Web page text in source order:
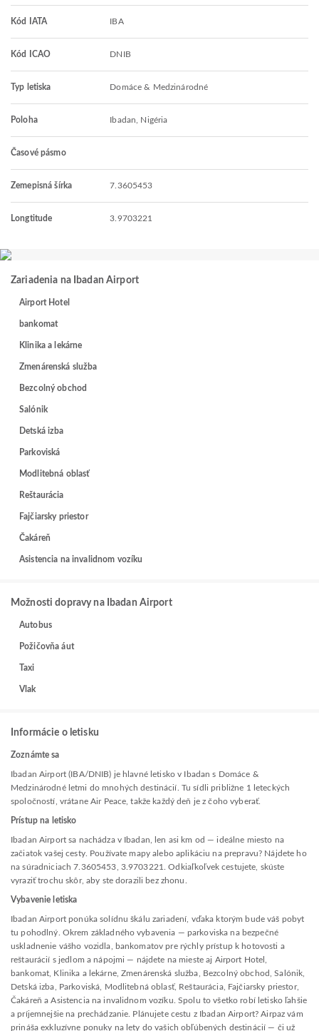
Kód IATA IBA
Kód ICAO DNIB
Typ letiska Domáce & Medzinárodné
Poloha Ibadan, Nigéria
Časové pásmo
Zemepisná šírka 7.3605453
Longtitude 3.9703221
Zariadenia na Ibadan Airport
Airport Hotel
bankomat
Klinika a lekárne
Zmenárenská služba
Bezcolný obchod
Salónik
Detská izba
Parkoviská
Modlitebná oblasť
Reštaurácia
Fajčiarsky priestor
Čakáreň
Asistencia na invalidnom vozíku
Možnosti dopravy na Ibadan Airport
Autobus
Požičovňa áut
Taxi
Vlak
Informácie o letisku
Zoznámte sa
Ibadan Airport (IBA/DNIB) je hlavné letisko v Ibadan s Domáce &
Medzinárodné letmi do mnohých destinácií. Tu sídli približne 1 leteckých
spoločností, vrátane Air Peace, takže každý deň je z čoho vyberať.
Prístup na letisko
Ibadan Airport sa nachádza v Ibadan, len asi km od — ideálne miesto na
začiatok vašej cesty. Používate mapy alebo aplikáciu na prepravu? Nájdete ho
na súradniciach 7.3605453, 3.9703221. Odkiaľkoľvek cestujete, skúste
vyraziť trochu skôr, aby ste dorazili bez zhonu.
Vybavenie letiska
Ibadan Airport ponúka solídnu škálu zariadení, vďaka ktorým bude váš pobyt
tu pohodlný. Okrem základného vybavenia — parkoviska na bezpečné
uskladnenie vášho vozidla, bankomatov pre rýchly prístup k hotovosti a
reštaurácií s jedlom a nápojmi — nájdete na mieste aj Airport Hotel,
bankomat, Klinika a lekárne, Zmenárenská služba, Bezcolný obchod, Salónik,
Detská izba, Parkoviská, Modlitebná oblasť, Reštaurácia, Fajčiarsky priestor,
Čakáreň a Asistencia na invalidnom vozíku. Spolu to všetko robí letisko ľahšie
a príjemnejšie na prechádzanie. Plánujete cestu z Ibadan Airport? Airpaz vám
prináša exkluzívne ponuky na lety do vašich obľúbených destinácií — či už